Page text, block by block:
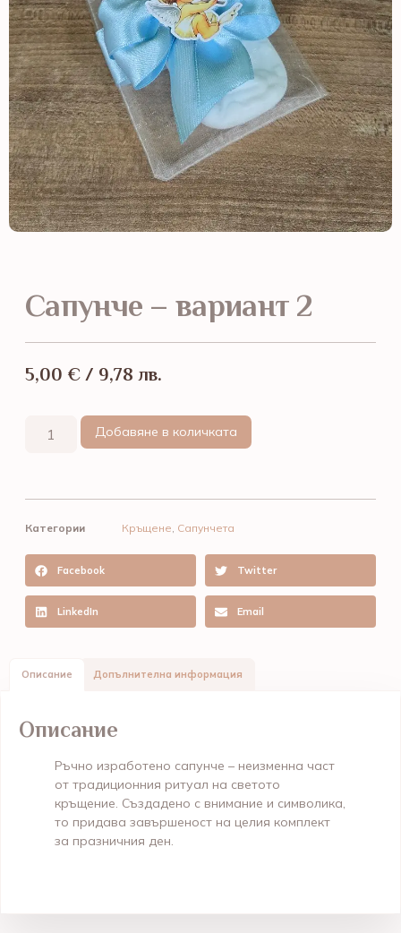
Сапунче – вариант 2
5,00 € / 9,78 лв.
Добавяне в количката
Категории Кръщене, Сапунчета
Facebook Twitter
LinkedIn Email
Описание Допълнителна информация
Описание
Ръчно изработено сапунче – неизменна част
от традиционния ритуал на светото
кръщение. Създадено с внимание и символика,
то придава завършеност на целия комплект
за празничния ден.